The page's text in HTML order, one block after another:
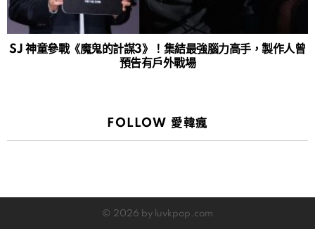
SJ 神童參戰《魔鬼的計謀3》！集結最強腦力高手，製作人曾
預告有戶外戰場
FOLLOW 愛韓瘋
© 2026 by luvkpop.com